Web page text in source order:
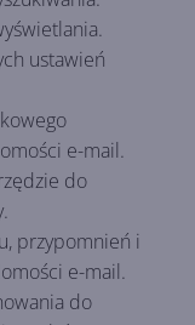
ustawień
e-mail.
do
przypomnień i
e-mail.
do